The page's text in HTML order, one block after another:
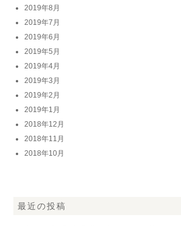
2019年8月
2019年7月
2019年6月
2019年5月
2019年4月
2019年3月
2019年2月
2019年1月
2018年12月
2018年11月
2018年10月
最近の投稿